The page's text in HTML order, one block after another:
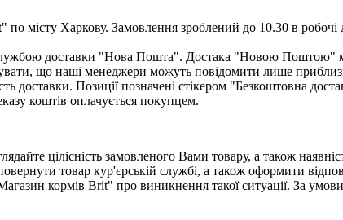
місту Харкову. Замовлення зроблений до 10.30 в
службою доставки "Нова Пошта". Достака "Новою
що наші менеджери можуть повідомити лише
доставки. Позиції позначені стікером "Безкоштовна
коштів оплачується покупцем.
цілісність замовленого Вами товару, а також
товар кур'єрській службі, а також оформити
кормів Brit" про виникнення такої ситуації. За